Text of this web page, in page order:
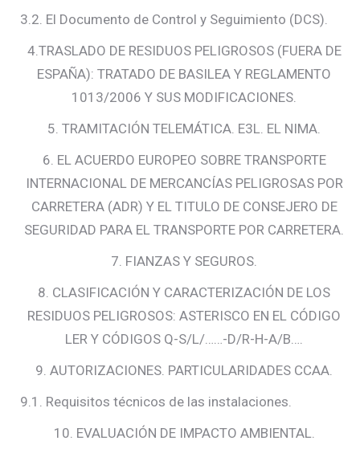
3.2. El Documento de Control y Seguimiento (DCS).
4.TRASLADO DE RESIDUOS PELIGROSOS (FUERA DE
ESPAÑA): TRATADO DE BASILEA Y REGLAMENTO
1013/2006 Y SUS MODIFICACIONES.
5. TRAMITACIÓN TELEMÁTICA. E3L. EL NIMA.
6. EL ACUERDO EUROPEO SOBRE TRANSPORTE
INTERNACIONAL DE MERCANCÍAS PELIGROSAS POR
CARRETERA (ADR) Y EL TITULO DE CONSEJERO DE
SEGURIDAD PARA EL TRANSPORTE POR CARRETERA.
7. FIANZAS Y SEGUROS.
8. CLASIFICACIÓN Y CARACTERIZACIÓN DE LOS
RESIDUOS PELIGROSOS: ASTERISCO EN EL CÓDIGO
LER Y CÓDIGOS Q-S/L/……-D/R-H-A/B….
9. AUTORIZACIONES. PARTICULARIDADES CCAA.
9.1. Requisitos técnicos de las instalaciones.
10. EVALUACIÓN DE IMPACTO AMBIENTAL.